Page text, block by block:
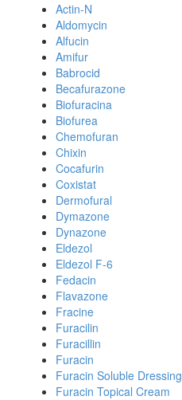
Actin-N
Aldomycin
Alfucin
Amifur
Babrocid
Becafurazone
Biofuracina
Biofurea
Chemofuran
Chixin
Cocafurin
Coxistat
Dermofural
Dymazone
Dynazone
Eldezol
Eldezol F-6
Fedacin
Flavazone
Fracine
Furacilin
Furacillin
Furacin
Furacin Soluble Dressing
Furacin Topical Cream